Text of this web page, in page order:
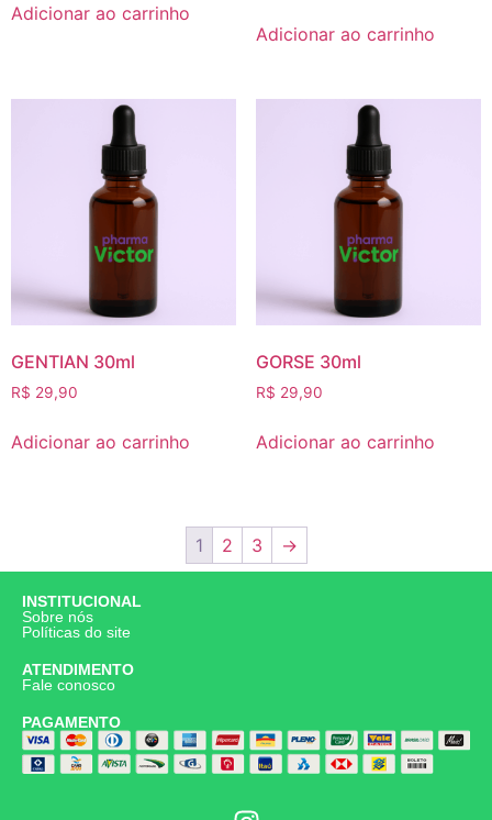
Adicionar ao carrinho
Adicionar ao carrinho
GENTIAN 30ml
R$ 29,90
Adicionar ao carrinho
GORSE 30ml
R$ 29,90
Adicionar ao carrinho
1 2 3 →
INSTITUCIONAL
Sobre nós
Políticas do site
ATENDIMENTO
Fale conosco
PAGAMENTO